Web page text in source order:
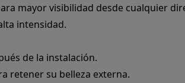
mayor visibilidad desde cualquier
intensidad.
de la instalación.
retener su belleza externa.